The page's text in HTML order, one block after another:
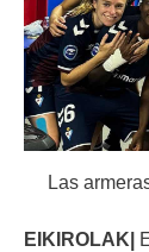
Las
EIKIROLAK|